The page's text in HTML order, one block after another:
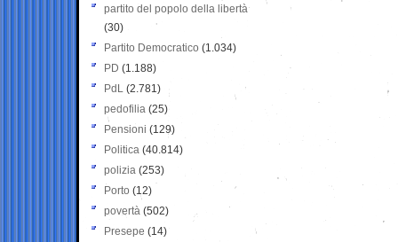
partito del popolo della libertà
(30)
Partito Democratico (1.034)
PD (1.188)
PdL (2.781)
pedofilia (25)
Pensioni (129)
Politica (40.814)
polizia (253)
Porto (12)
povertà (502)
Presepe (14)